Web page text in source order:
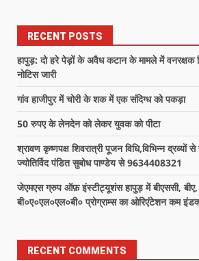
RECENT POSTS
हापुड़: दो हरे पेड़ों के अवैध कटान के मामले में वनरक्षक
नोटिस जारी
गांव हाजीपुर में चोरी के शक में एक संदिग्ध को पकड़ा
50 रुपए के लेनदेन को लेकर युवक को पीटा
श्रावण कृष्णपक्ष शिवरात्री पूजन विधि,विभिन्न द्रव्यों
ज्योतिर्विद पंडित सुबोध पाण्डेय से 9634408321
जेएमएस ग्रुप ऑफ़ इंस्टीट्यूशंस हापुड़ में बीएससी, बीए,
बी०ए०एल०एल०बी० प्रोग्राम्स का ओरिएंटेशन कम
RECENT COMMENTS